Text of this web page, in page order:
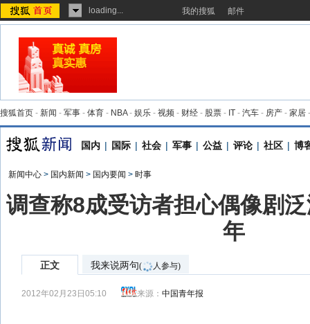
loading... 我的搜狐 邮件
搜狐首页 - 新闻 - 军事 - 体育 - NBA- 娱乐 - 视频 - 财经 - 股票 - IT - 汽车 - 房产 - 家居
国内 | 国际 | 社会 | 军事 | 公益 | 评论 | 社区 | 博
新闻中心 > 国内新闻 > 国内要闻 > 时事
调查称8成受访者担心偶像剧
年
正文 我来说两句( 人参与)
2012年02月23日05:10 来源： 中国青年报